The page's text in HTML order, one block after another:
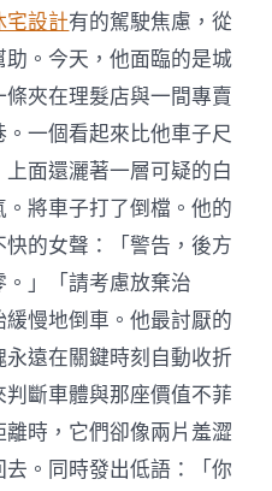
宅設計有的駕駛焦慮，從
。今天，他面臨的是城
夾在理髮店與一間專賣
一個看起來比他車子尺
面還灑著一層可疑的白
將車子打了倒檔。他的
的女聲：「警告，後方
」「請考慮放棄治
慢地倒車。他最討厭的
遠在關鍵時刻自動收折
斷車體與那座價值不菲
時，它們卻像兩片羞澀
。同時發出低語：「你